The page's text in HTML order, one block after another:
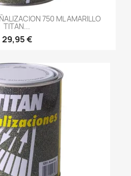
750 ML AMARILLO
TITAN...
29,95 €